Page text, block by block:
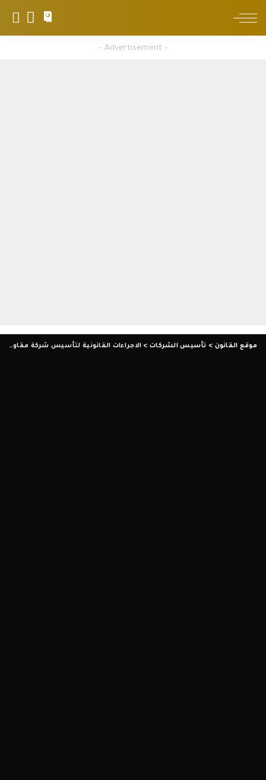
0
– Advertisement –
موقع القانون > تأسيس الشركات > الاجراءات القانونية لتأسيس شركة مقاولات فى مصر